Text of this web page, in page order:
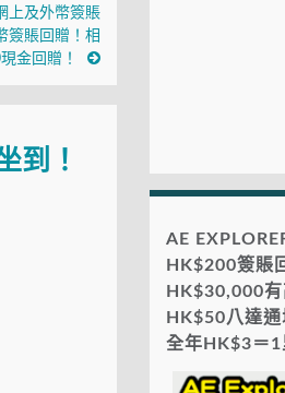
上及外幣簽賬
簽賬回贈！相
金回贈！
到！
AE
HK$200簽賬
HK$30,000
HK$50八達
全年HK$3＝1